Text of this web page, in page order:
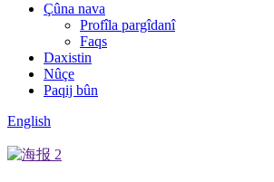
Çûna nava
Profîla pargîdanî
Faqs
Daxistin
Nûçe
Paqij bûn
English